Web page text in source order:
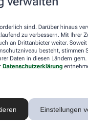
sind. Darüber hinaus
zu verbessern. Mit Ihrer
an Drittanbieter weiter. Soweit
besteht, stimmen
Daten in diesen Ländern
Datenschutzerklärung
Einstellungen
landen Sie im Lostopf!